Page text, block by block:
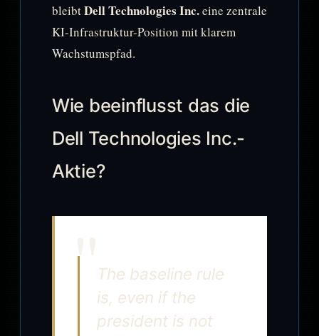
bleibtDell Technologies Inc.eine zentrale
KI-Infrastruktur-Position mit klarem
Wachstumspfad.
Wie beeinflusst das die
Dell Technologies Inc.-
Aktie?
The baseline rule
is, even if the
president is not